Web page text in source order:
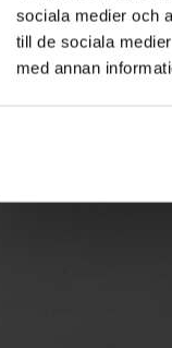
sociala medier och
till de sociala
med annan
och välkomnande är
en dimmer. På så vis
en härlig stämning i